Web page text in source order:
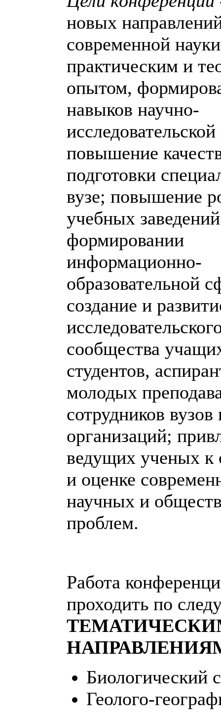
новых
современной
практическим и
опытом,
навыков научно-
повышение
подготовки
вузе; повышение
учебных
формировании
информационно-
образовательной
создание и
сообщества
студентов,
молодых
сотрудников
организаций;
ведущих ученых к
и оценке
научных и
проблем.
Работа
проходить по
Биологический
Геолого-